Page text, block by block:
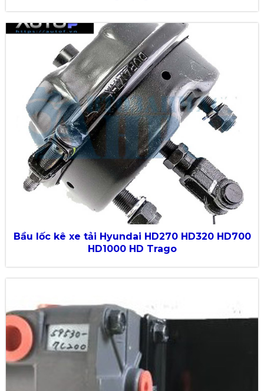
Bầu lốc kê xe tải Hyundai HD270 HD320 HD700
HD1000 HD Trago